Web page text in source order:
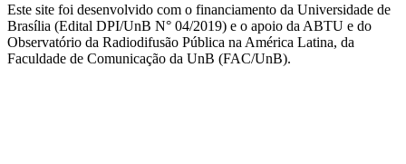
Este site foi desenvolvido com o financiamento da Universidade de
Brasília (Edital DPI/UnB N° 04/2019) e o apoio da ABTU e do
Observatório da Radiodifusão Pública na América Latina, da
Faculdade de Comunicação da UnB (FAC/UnB).